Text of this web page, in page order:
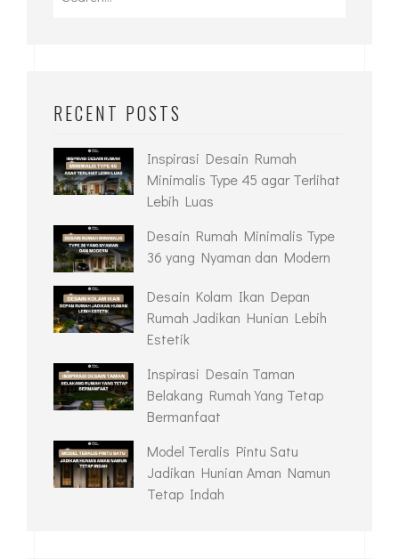
RECENT POSTS
Inspirasi Desain Rumah
Minimalis Type 45 agar Terlihat
Lebih Luas
Desain Rumah Minimalis Type
36 yang Nyaman dan Modern